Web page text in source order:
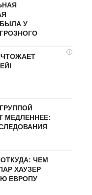
У
i
МЕДЛЕННЕЕ:
ЧЕМ
ХАУЗЕР
ЕВРОПУ